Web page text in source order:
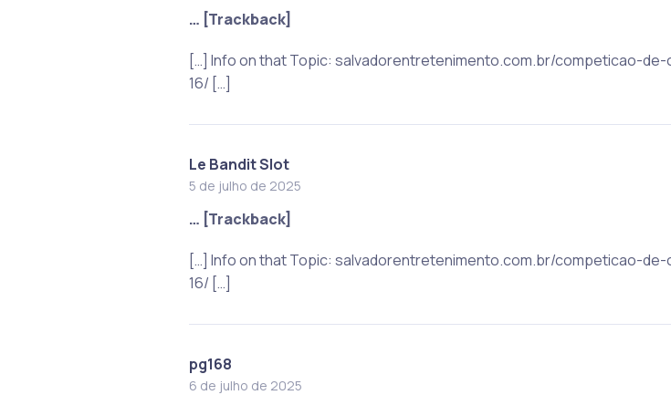
… [Trackback]
[…] Info on that Topic: salvadorentretenimento.com.br/competicao-
16/ […]
Le Bandit Slot
5 de julho de 2025
… [Trackback]
[…] Info on that Topic: salvadorentretenimento.com.br/competicao-
16/ […]
pg168
6 de julho de 2025